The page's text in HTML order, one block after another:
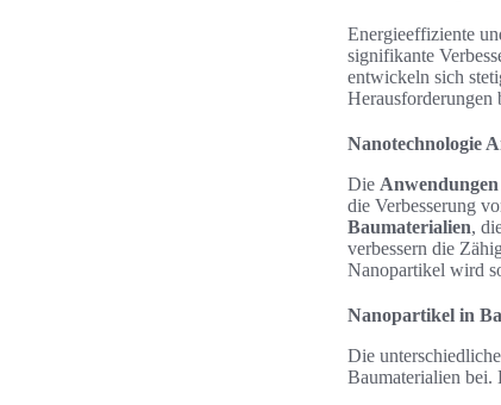
Energieeffiziente
signifikante
entwickeln sich
Herausforderungen
Nanotechnologie
Die
die Verbesserung
Baumaterialien,
verbessern die
Nanopartikel wird
Nanopartikel in
Die
Baumaterialien bei.